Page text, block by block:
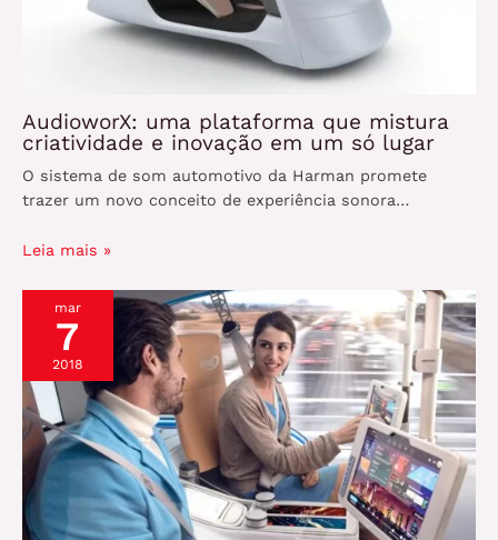
AudioworX: uma plataforma que mistura
criatividade e inovação em um só lugar
O sistema de som automotivo da Harman promete
trazer um novo conceito de experiência sonora…
Leia mais »
mar
7
2018